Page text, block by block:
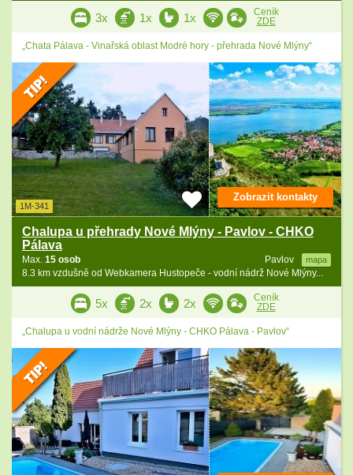
3x 1x 1x
Ceník
ZDE
„Chata Pálava - Vinařská oblast Modré hory - přehrada Nové Mlýny“
1M-341
Chalupa u přehrady Nové Mlýny - Pavlov - CHKO
Pálava
Pavlov mapa
Max. 15 osob
8.3 km vzdušně od Webkamera Hustopeče - vodní nádrž Nové Mlýny...
Zobrazit kontakty
5x 2x 2x
Ceník
ZDE
„Chalupa u vodní nádrže Nové Mlýny - CHKO Pálava - Pavlov“